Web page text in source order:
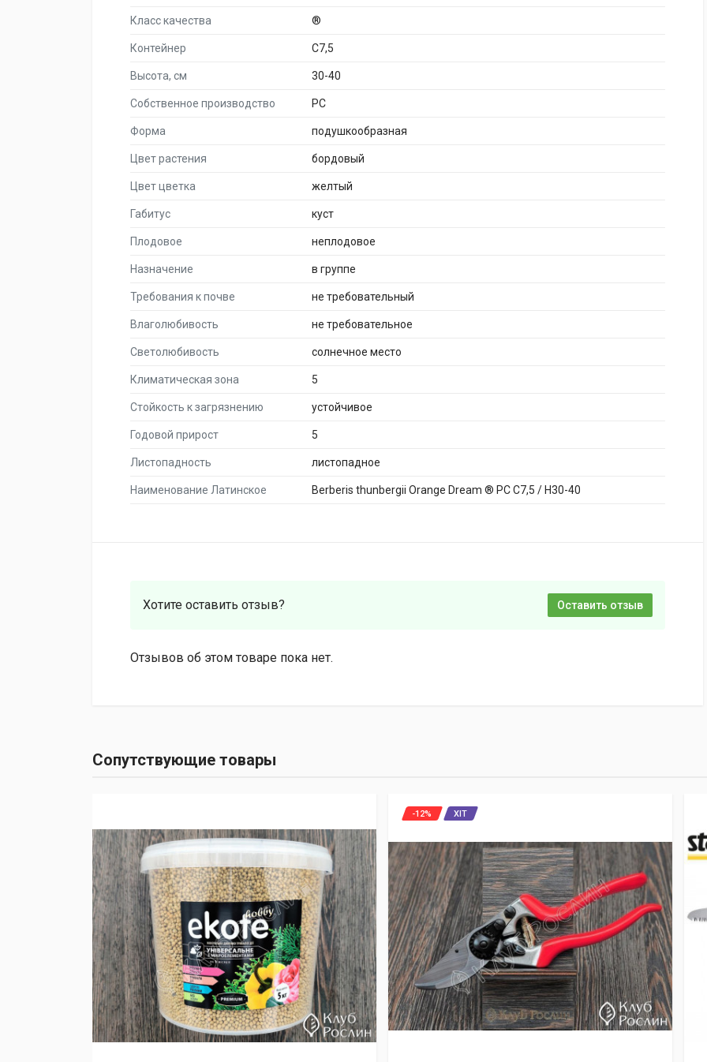
Класс качества ®
Контейнер C7,5
Высота, см 30-40
Собственное производство PC
Форма подушкообразная
Цвет растения бордовый
Цвет цветка желтый
Габитус куст
Плодовое неплодовое
Назначение в группе
Требования к почве не требовательный
Влаголюбивость не требовательное
Светолюбивость солнечное место
Климатическая зона 5
Стойкость к загрязнению устойчивое
Годовой прирост 5
Листопадность листопадное
Наименование Латинское Berberis thunbergii Orange Dream ® PC C7,5 / H30-40
Хотите оставить отзыв? Оставить отзыв
Отзывов об этом товаре пока нет.
Сопутствующие товары
-12% ХІТ